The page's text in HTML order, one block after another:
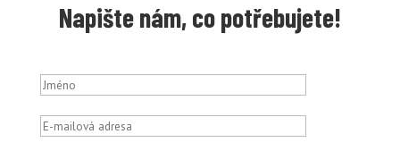
Napište nám, co potřebujete!